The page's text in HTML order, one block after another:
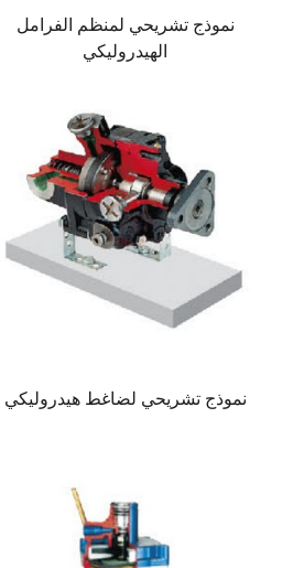
نموذج تشريحي لمنظم الفرامل
الهيدروليكي
نموذج تشريحي لضاغط هيدروليكي